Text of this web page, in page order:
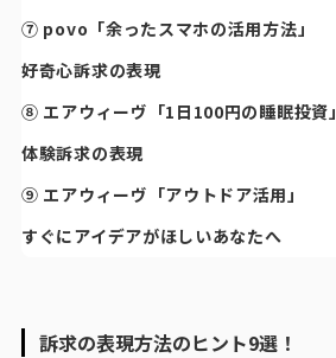
⑦ povo「余ったスマホの活用方法」
好奇心訴求の表現
⑧ エアウィーヴ「1日100円の睡眠投資」
体験訴求の表現
⑨ エアウィーヴ「アウトドア活用」
すぐにアイデアがほしいあなたへ
訴求の表現方法のヒント9選！